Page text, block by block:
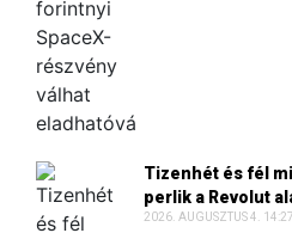
Tizenhét és fél
perlik a Revolut
2026. AUGUSZTUS 4. 14:27